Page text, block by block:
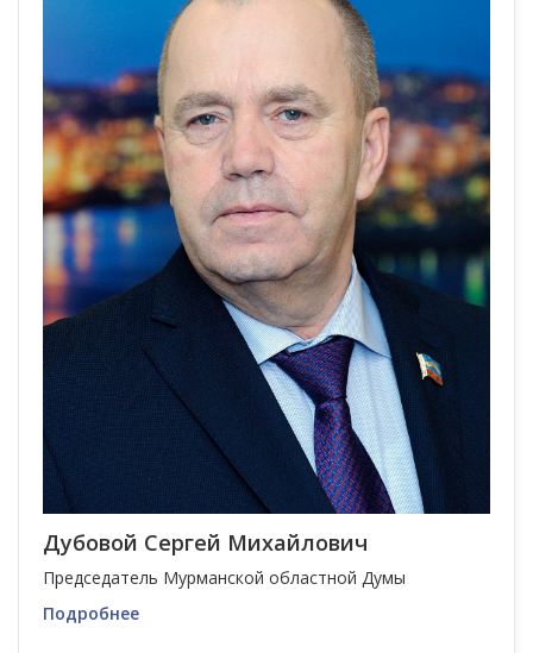
Дубовой Сергей Михайлович
Председатель Мурманской областной Думы
Подробнее